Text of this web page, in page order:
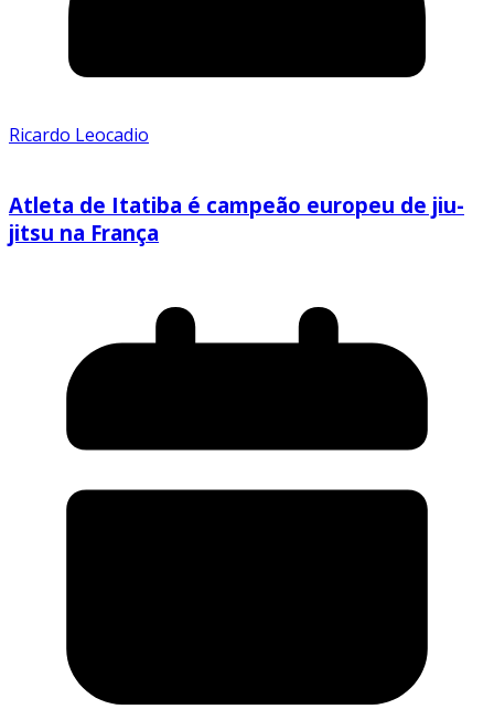
Ricardo Leocadio
Atleta de Itatiba é campeão europeu de jiu-
jitsu na França